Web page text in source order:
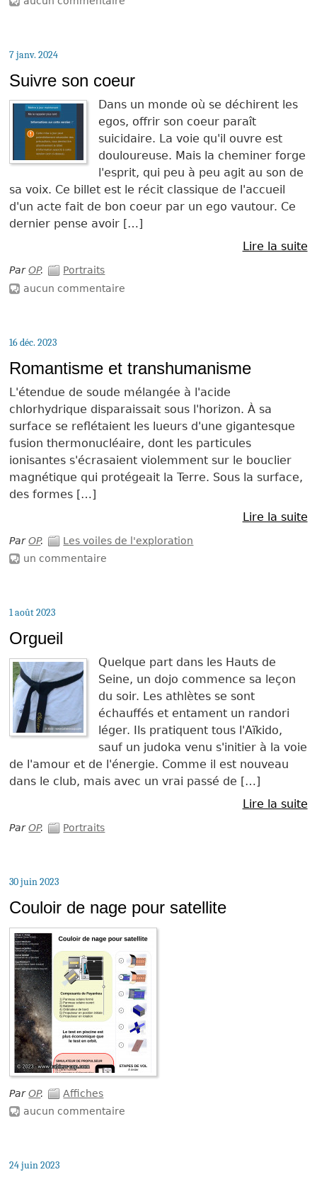
7 janv. 2024
Suivre son coeur
Dans un monde où se déchirent les
egos, offrir son coeur paraît
suicidaire. La voie qu'il ouvre est
douloureuse. Mais la cheminer forge
l'esprit, qui peu à peu agit au son de
sa voix. Ce billet est le récit classique de l'accueil
d'un acte fait de bon coeur par un ego vautour. Ce
dernier pense avoir […]
Lire la suite
ParOP.
Portraits
aucun commentaire
16 déc. 2023
Romantisme et transhumanisme
L'étendue de soude mélangée à l'acide
chlorhydrique disparaissait sous l'horizon. À sa
surface se reflétaient les lueurs d'une gigantesque
fusion thermonucléaire, dont les particules
ionisantes s'écrasaient violemment sur le bouclier
magnétique qui protégeait la Terre. Sous la surface,
des formes […]
Lire la suite
ParOP.
Les voiles de l'exploration
un commentaire
1 août 2023
Orgueil
Quelque part dans les Hauts de
Seine, un dojo commence sa leçon
du soir. Les athlètes se sont
échauffés et entament un randori
léger. Ils pratiquent tous l'Aïkido,
sauf un judoka venu s'initier à la voie
de l'amour et de l'énergie. Comme il est nouveau
dans le club, mais avec un vrai passé de […]
Lire la suite
ParOP. Portraits
30 juin 2023
Couloir de nage pour satellite
ParOP.
Affiches
aucun commentaire
24 juin 2023